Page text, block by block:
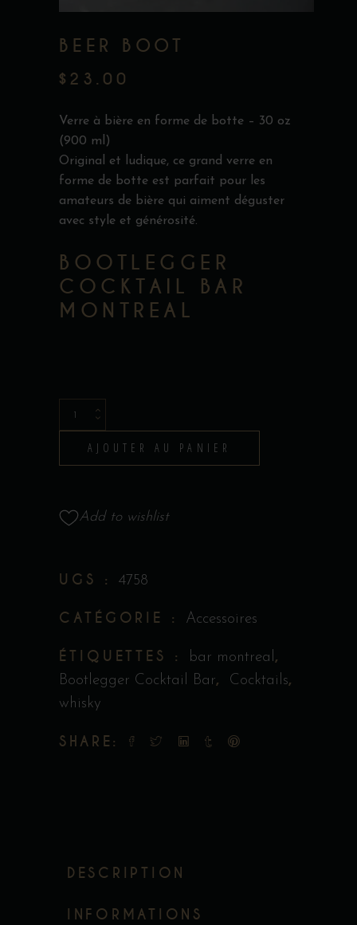
BEER BOOT
$ 23.00
Verre à bière en forme de botte – 30 oz
(900 ml)
Original et ludique, ce grand verre en
forme de botte est parfait pour les
amateurs de bière qui aiment déguster
avec style et générosité.
BOOTLEGGER
COCKTAIL BAR
MONTREAL
Beer
Boot
quantity
AJOUTER AU PANIER
Add to wishlist
UGS : 4758
CATÉGORIE : Accessoires
ÉTIQUETTES : bar montreal,
Bootlegger Cocktail Bar, Cocktails,
whisky
SHARE:
DESCRIPTION
INFORMATIONS